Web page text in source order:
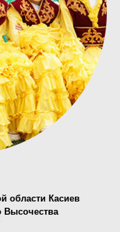
области Касиев
Высочества